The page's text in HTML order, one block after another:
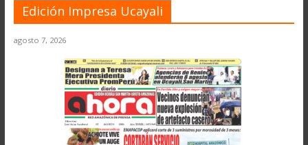
Edición Impresa Ucayali
agosto 7, 2026